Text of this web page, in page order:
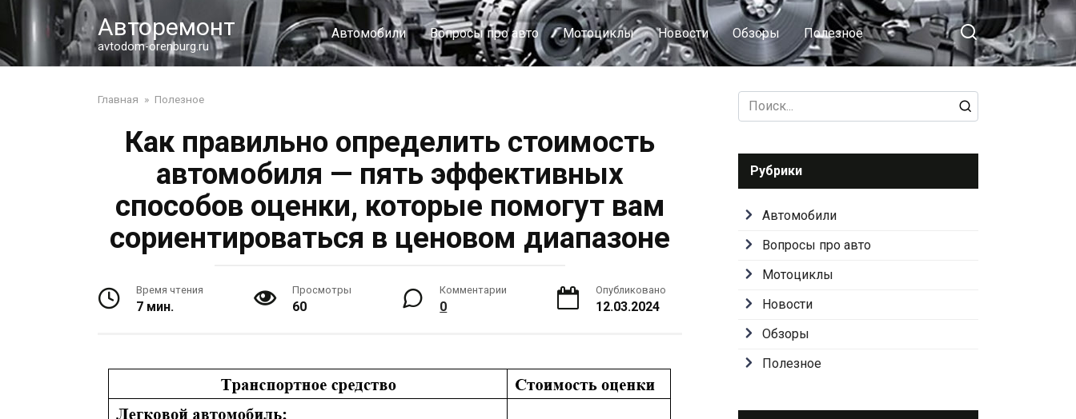
Перейти
контенту
Авторемонт
avtodom-orenburg.ru
Автомобили Вопросы про авто Мотоциклы Новости Обзоры Полезное
Главная » Полезное
Как правильно определить стоимость
автомобиля — пять эффективных
способов оценки, которые помогут вам
сориентироваться в ценовом диапазоне
Время чтения
7 мин.
Просмотры
60
Комментарии
0
Опубликовано
12.03.2024
Search
for:
Рубрики
Автомобили
Вопросы про авто
Мотоциклы
Новости
Обзоры
Полезное